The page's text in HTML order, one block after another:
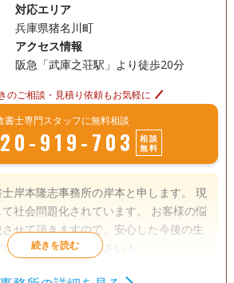
対応エリア
兵庫県猪名川町
アクセス情報
阪急「武庫之荘駅」より徒歩20分
のご相談・見積り依頼もお気軽に
書士専門スタッフに無料相談
919-703
相談
無料
岸本隆志事務所の岸本と申します。 現
社会問題化されています。 お客様の悩
せて頂きますので、安心した今後の生
弊所へご相談ください！